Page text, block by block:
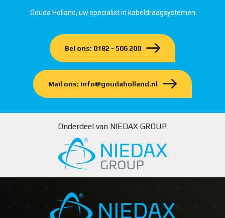
Gouda Holland, uw specialist in kabeldraagsystemen
Bel ons: 0182 - 506 200
Mail ons: info@goudaholland.nl
Onderdeel van NIEDAX GROUP